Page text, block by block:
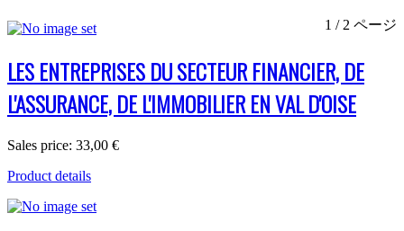
1 / 2 ページ
LES ENTREPRISES DU SECTEUR FINANCIER, DE
L'ASSURANCE, DE L'IMMOBILIER EN VAL D'OISE
Sales price: 33,00 €
Product details